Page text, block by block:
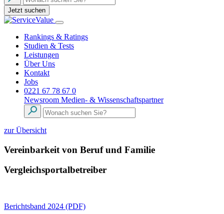
Jetzt suchen
Rankings & Ratings
Studien & Tests
Leistungen
Über Uns
Kontakt
Jobs
0221 67 78 67 0
Newsroom Medien- & Wissenschaftspartner
zur Übersicht
Vereinbarkeit von Beruf und Familie
Vergleichsportalbetreiber
Berichtsband 2024 (PDF)